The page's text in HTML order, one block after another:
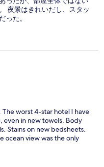
夜景はきれいだし、スタッ
った。
worst 4-star hotel I have
even in new towels. Body
Stains on new bedsheets.
ocean view was the only